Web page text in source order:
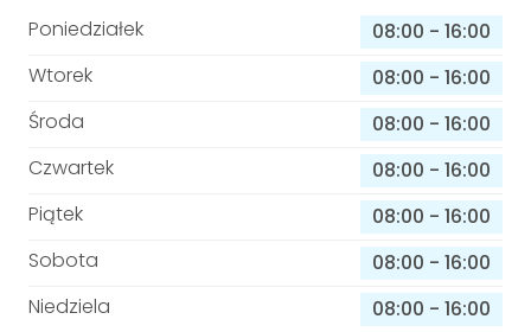
Poniedziałek 08:00 - 16:00
Wtorek
08:00 - 16:00
Środa
08:00 - 16:00
Czwartek
08:00 - 16:00
Piątek
08:00 - 16:00
Sobota
08:00 - 16:00
Niedziela
08:00 - 16:00